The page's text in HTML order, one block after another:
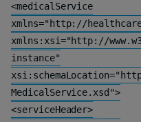
<medicalService
xmlns="http://
xmlns:xsi="http://
instance"
MedicalService.xsd">
<serviceHeader>